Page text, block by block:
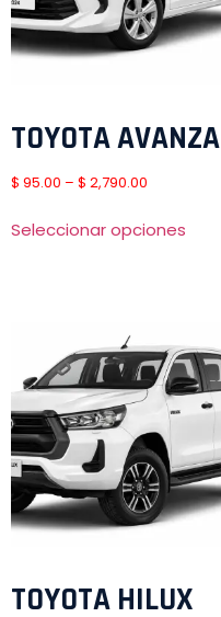
TOYOTA AVANZA
$ 95.00 – $ 2,790.00
Seleccionar opciones
TOYOTA HILUX